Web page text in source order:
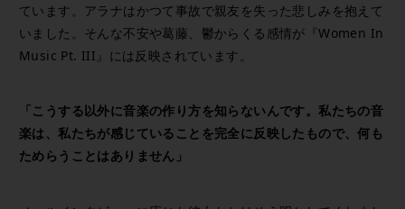
ています。アラナはかつて事故で親友を失った悲しみを抱えて
いました。そんな不安や葛藤、鬱からくる感情が『Women In
Music Pt. III』には反映されています。
「こうする以外に音楽の作り方を知らないんです。私たちの音
楽は、私たちが感じていることを完全に反映したもので、何も
ためらうことはありません」